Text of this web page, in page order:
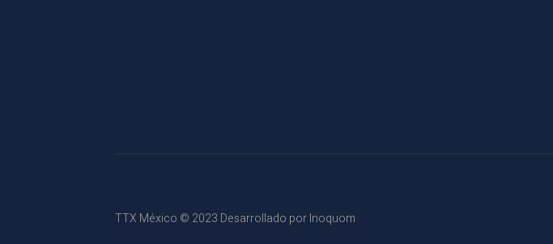
TTX México © 2023 Desarrollado porInoquom